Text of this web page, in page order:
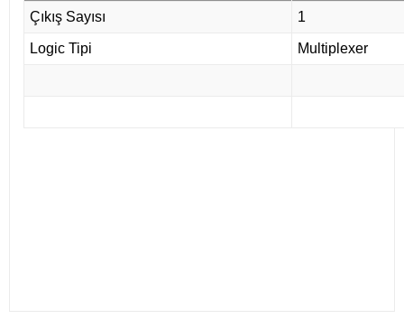
Çıkış Sayısı 1
Logic Tipi Multiplexer